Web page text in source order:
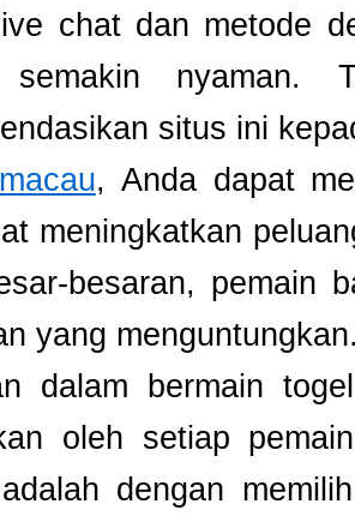
chat dan metode
semakin
situs ini
, Anda dapat
meningkatkan
besaran, pemain
yang
dalam bermain
oleh setiap
dengan